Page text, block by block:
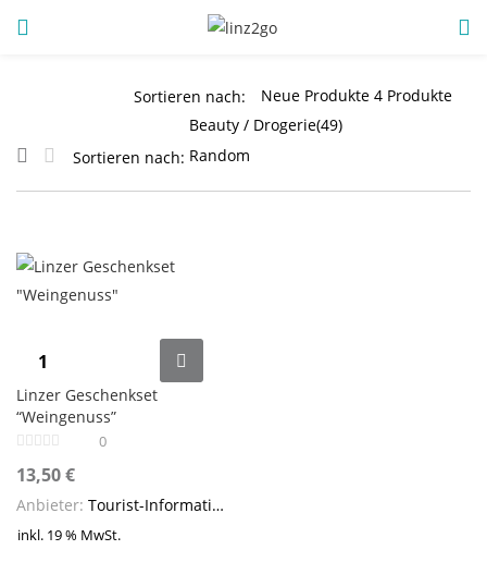
ANMELDUNG
sich anzumelden.
Angemeldet bleiben
Sortieren nach:
Sortieren nach:
Linzer Geschenkset
“Weingenuss”
0
13,50€
Anbieter: Tourist-Information Linz
inkl. 19 % MwSt.